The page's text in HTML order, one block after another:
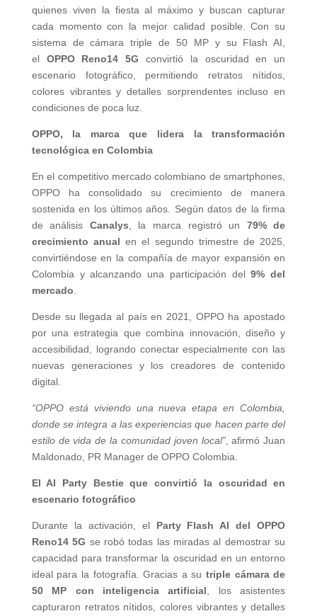
quienes viven la fiesta al máximo y buscan capturar
cada momento con la mejor calidad posible. Con su
sistema de cámara triple de 50 MP y su Flash AI,
el OPPO Reno14 5G convirtió la oscuridad en un
escenario fotográfico, permitiendo retratos nítidos,
colores vibrantes y detalles sorprendentes incluso en
condiciones de poca luz.
OPPO, la marca que lidera la transformación
tecnológica en Colombia
En el competitivo mercado colombiano de smartphones,
OPPO ha consolidado su crecimiento de manera
sostenida en los últimos años. Según datos de la firma
de análisis Canalys , la marca registró un 79% de
crecimiento anual en el segundo trimestre de 2025,
convirtiéndose en la compañía de mayor expansión en
Colombia y alcanzando una participación del9% del
mercado
Desde su llegada al país en 2021, OPPO ha apostado
por una estrategia que combina innovación, diseño y
accesibilidad, logrando conectar especialmente con las
nuevas generaciones y los creadores de contenido
digital.
“OPPO está viviendo una nueva etapa en Colombia,
donde se integra a las experiencias que hacen parte del
estilo de vida de la comunidad joven local”, afirmó Juan
Maldonado, PR Manager de OPPO Colombia.
El AI Party Bestie que convirtió la oscuridad en
escenario fotográfico
Durante la activación, el Party Flash AI del OPPO
Reno14 5G se robó todas las miradas al demostrar su
capacidad para transformar la oscuridad en un entorno
ideal para la fotografía. Gracias a su triple cámara de
50 MP con inteligencia artificial , los asistentes
capturaron retratos nítidos, colores vibrantes y detalles